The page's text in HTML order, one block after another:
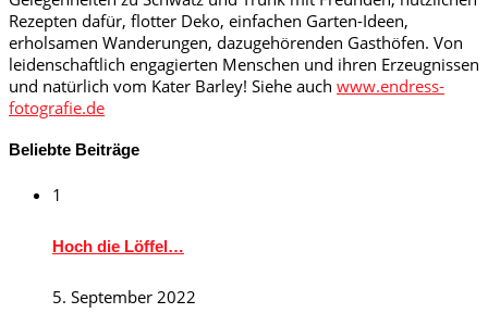
Rezepten dafür, flotter Deko, einfachen Garten-Ideen,
erholsamen Wanderungen, dazugehörenden Gasthöfen. Von
leidenschaftlich engagierten Menschen und ihren Erzeugnissen
und natürlich vom Kater Barley! Siehe auch www.endress-
fotografie.de
Beliebte Beiträge
1
Hoch die Löffel…
5. September 2022